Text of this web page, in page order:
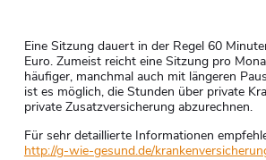
Eine Sitzung dauert in der Regel 60
Euro. Zumeist reicht eine Sitzung pro
häufiger, manchmal auch mit längeren
ist es möglich, die Stunden über private
private Zusatzversicherung abzurechnen.
Für sehr detaillierte Informationen
http://g-wie-gesund.de/